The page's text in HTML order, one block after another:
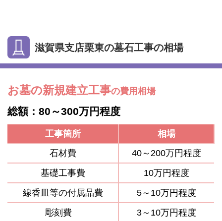
滋賀県支店栗東の墓石工事の相場
お墓の新規建立工事の費用相場
総額：80～300万円程度
工事箇所
相場
石材費
40～200万円程度
基礎工事費
10万円程度
線香皿等の付属品費
5～10万円程度
彫刻費
3～10万円程度